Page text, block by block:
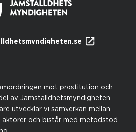
mot prostitution och
av Jämställdhetsmyndigheten.
utvecklar vi samverkan mellan
aktörer och bistår med metodstöd